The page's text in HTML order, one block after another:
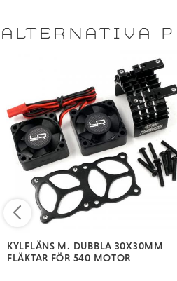
ALTERNATIVA
KYLFLÄNS M. DUBBLA 30X30MM
FLÄKTAR FÖR 540 MOTOR